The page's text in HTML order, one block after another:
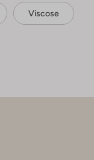
Viscose